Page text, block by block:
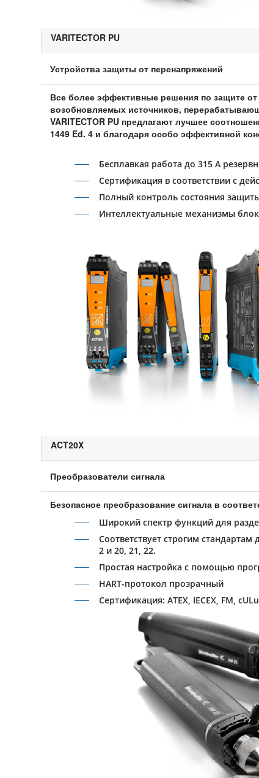
VARITECTOR PU
Устройства защиты от перенапряжений
Все более эффективные решения по защите от
возобновляемых источников,
VARITECTOR PU предлагают лучшее
1449 Ed. 4 и благодаря особо эффективной
Бесплавкая работа до 315 A
Сертификация в соответствии с
Полный контроль состояния
Интеллектуальные механизмы
ACT20X
Преобразователи сигнала
Безопасное преобразование сигнала в
Широкий спектр функций для
Соответствует строгим
2 и 20, 21, 22.
Простая настройка с помощью
HART-протокол прозрачный
Сертификация: ATEX, IECEX, FM,